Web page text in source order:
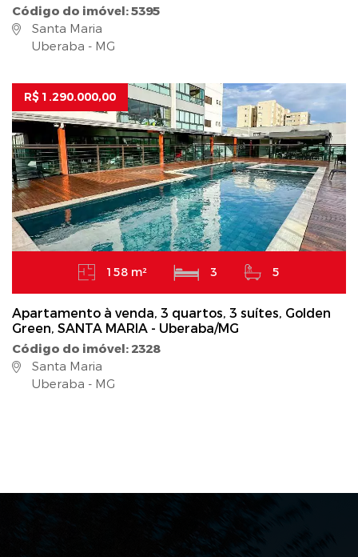
Código do imóvel: 5395
Santa Maria
Uberaba - MG
R$ 1.290.000,00
158 m² 3 5
Apartamento à venda, 3 quartos, 3 suítes, Golden
Green, SANTA MARIA - Uberaba/MG
Código do imóvel: 2328
Santa Maria
Uberaba - MG